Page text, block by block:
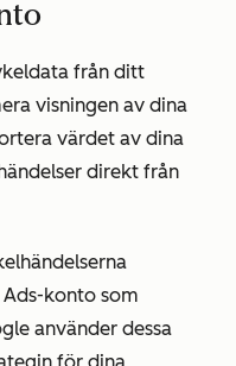
från ditt
visningen av dina
värdet av dina
direkt från
konto som
använder dessa